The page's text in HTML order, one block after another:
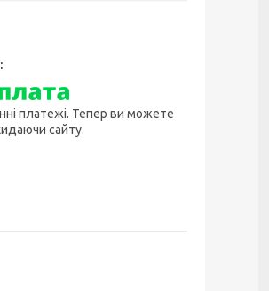
платежі. Тепер ви можете
сайту.